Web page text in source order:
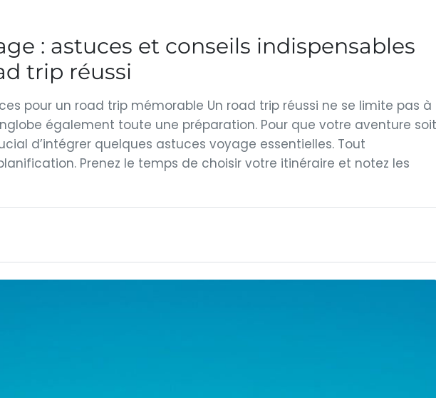
: astuces et conseils indispensables
trip réussi
pour un road trip mémorable Un road trip réussi ne se limite pas à
également toute une préparation. Pour que votre aventure soit
d’intégrer quelques astuces voyage essentielles. Tout
Prenez le temps de choisir votre itinéraire et notez les